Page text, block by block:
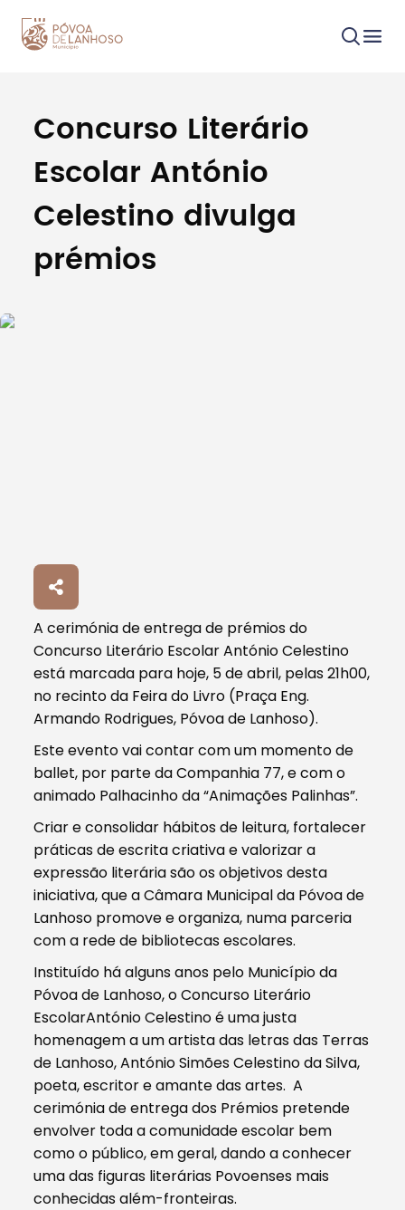
Procurar
Tipo de conteúdo
Concurso Literário
Escolar António
Celestino divulga
prémios
A cerimónia de entrega de prémios do
Concurso Literário Escolar António Celestino
está marcada para hoje, 5 de abril, pelas 21h00,
no recinto da Feira do Livro (Praça Eng.
Armando Rodrigues, Póvoa de Lanhoso).
Este evento vai contar com um momento de
ballet, por parte da Companhia 77, e com o
animado Palhacinho da “Animações Palinhas”.
Criar e consolidar hábitos de leitura, fortalecer
práticas de escrita criativa e valorizar a
expressão literária são os objetivos desta
iniciativa, que a Câmara Municipal da Póvoa de
Lanhoso promove e organiza, numa parceria
com a rede de bibliotecas escolares.
Instituído há alguns anos pelo Município da
Póvoa de Lanhoso, o Concurso Literário
EscolarAntónio Celestino é uma justa
homenagem a um artista das letras das Terras
de Lanhoso, António Simões Celestino da Silva,
poeta, escritor e amante das artes. A
cerimónia de entrega dos Prémios pretende
envolver toda a comunidade escolar bem
como o público, em geral, dando a conhecer
uma das figuras literárias Povoenses mais
conhecidas além-fronteiras.